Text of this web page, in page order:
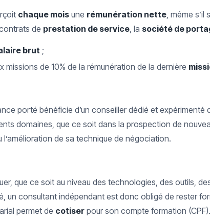
chaque mois une rémunération nette, même s’il
de prestation de service, la société de
brut ;
de 10% de la rémunération de la dernière
porté bénéficie d’un conseiller dédié et expérimenté
domaines, que ce soit dans la prospection de
de sa technique de négociation.
que ce soit au niveau des technologies, des outils,
un consultant indépendant est donc obligé de rester
permet de cotiser pour son compte formation